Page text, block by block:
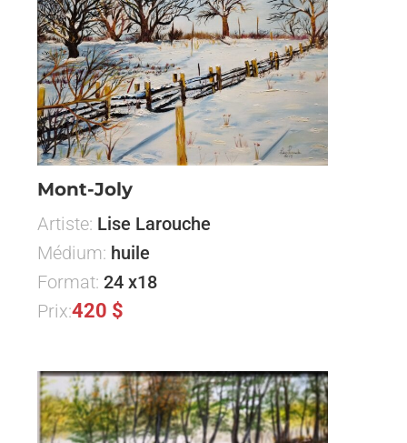
Mont-Joly
Artiste: Lise Larouche
Médium: huile
Format: 24 x18
Prix:420 $